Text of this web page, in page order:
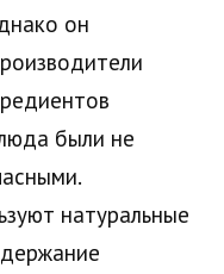
он
были не
натуральные